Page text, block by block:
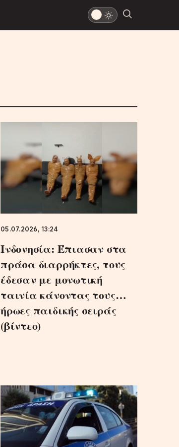
05.07.2026, 13:24
Ινδονησία: Έπιασαν στα
πράσα διαρρήκτες, τους
έδεσαν με μονωτική
ταινία κάνοντας τους…
ήρωες παιδικής σειράς
(βίντεο)